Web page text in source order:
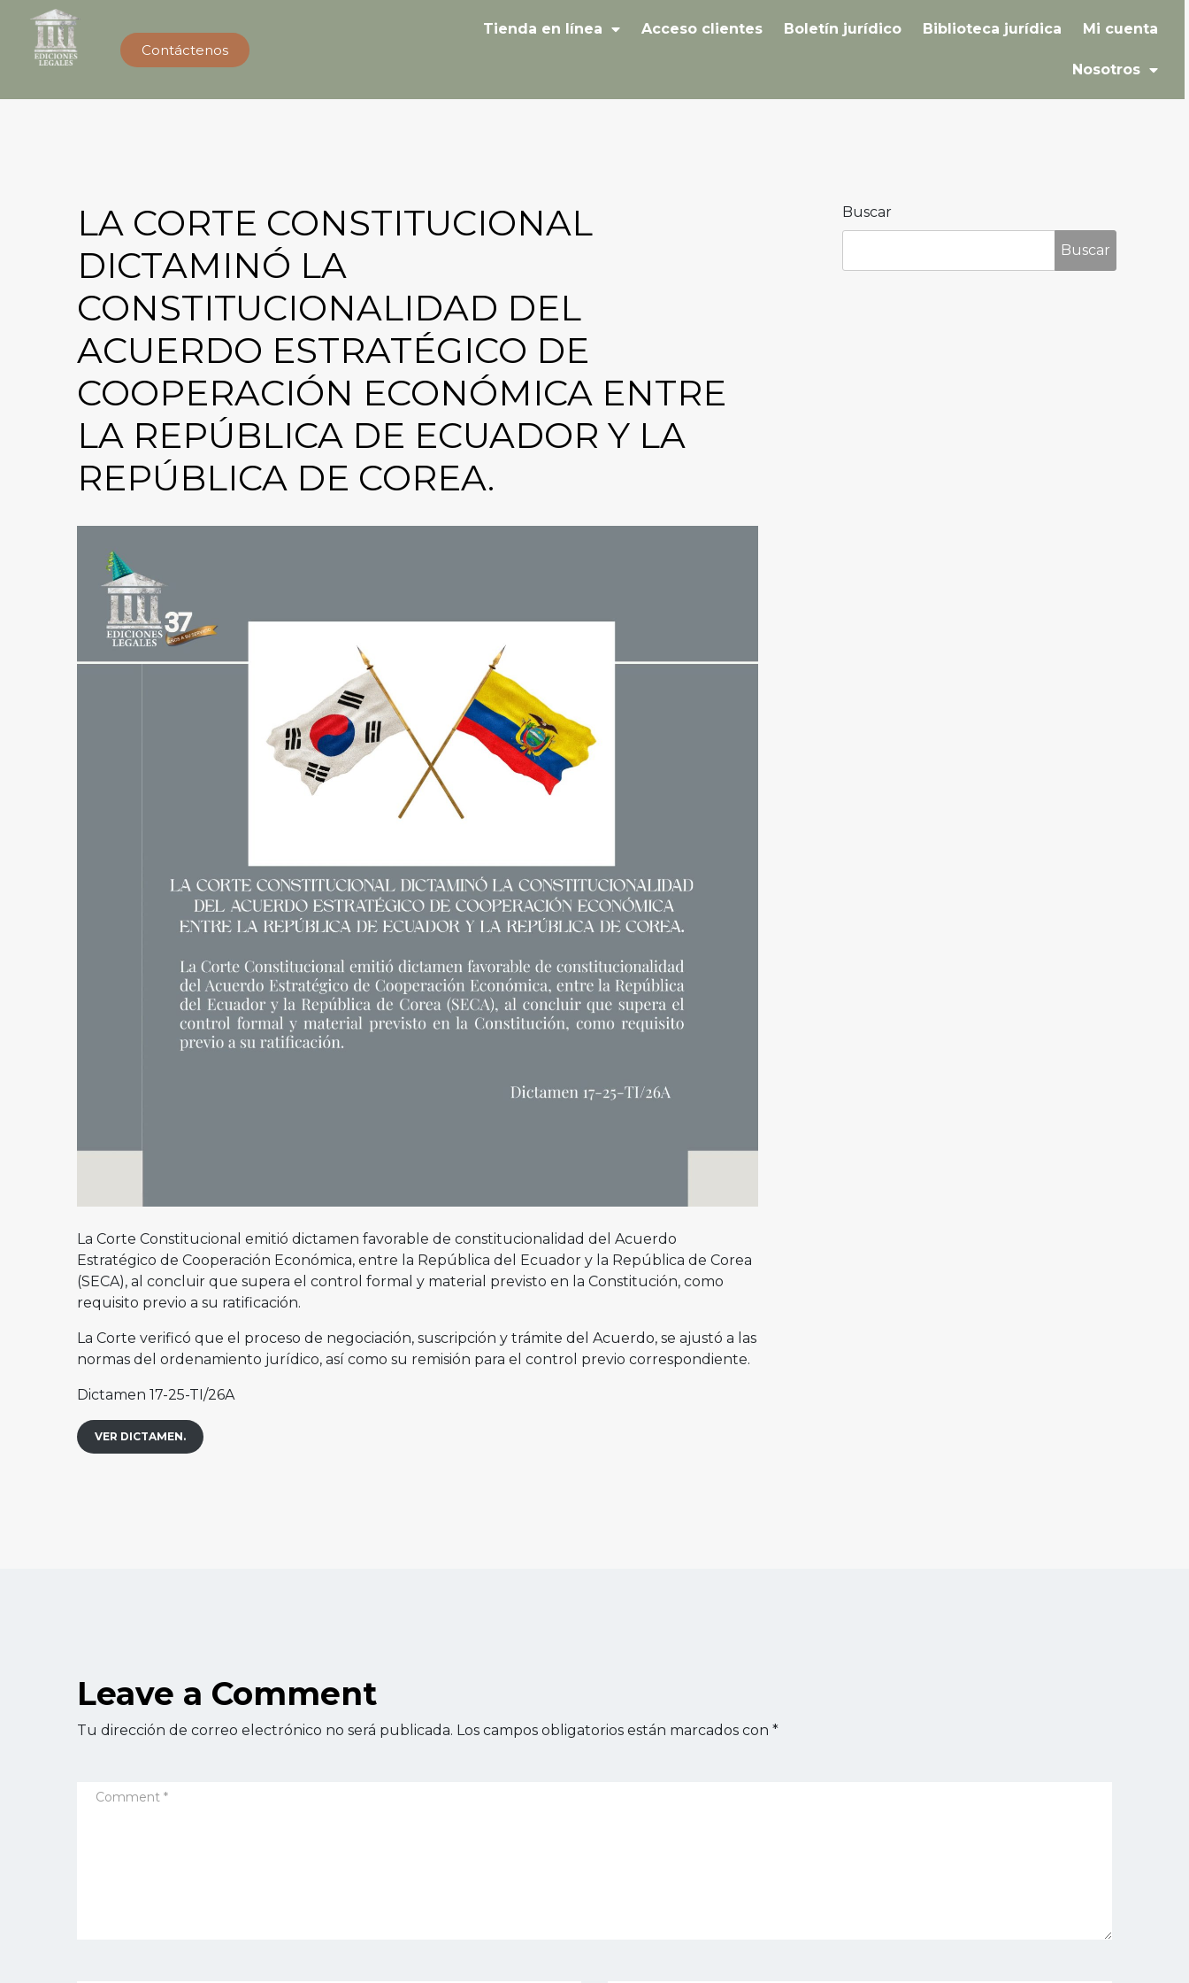
Contáctenos
Tienda en línea Acceso clientes Boletín jurídico Biblioteca jurídica Mi cuenta
Nosotros
Buscar
Buscar
LA CORTE CONSTITUCIONAL
DICTAMINÓ LA
CONSTITUCIONALIDAD DEL
ACUERDO ESTRATÉGICO DE
COOPERACIÓN ECONÓMICA ENTRE
LA REPÚBLICA DE ECUADOR Y LA
REPÚBLICA DE COREA.
La Corte Constitucional emitió dictamen favorable de constitucionalidad del Acuerdo
Estratégico de Cooperación Económica, entre la República del Ecuador y la República de Corea
(SECA), al concluir que supera el control formal y material previsto en la Constitución, como
requisito previo a su ratificación.
La Corte verificó que el proceso de negociación, suscripción y trámite del Acuerdo, se ajustó a las
normas del ordenamiento jurídico, así como su remisión para el control previo correspondiente.
Dictamen 17-25-TI/26A
VER DICTAMEN.
Leave a Comment
Tu dirección de correo electrónico no será publicada. Los campos obligatorios están marcados con *